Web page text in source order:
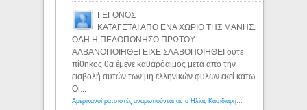
ΓΕΓΟΝΟΣ
ΚΑΤΑΓΕΤΑΙ ΑΠΟ ΕΝΑ ΧΩΡΙΟ ΤΗΣ ΜΑΝΗΣ.
ΟΛΗ Η ΠΕΛΟΠΟΝΗΣΟ ΠΡΩΤΟΥ
ΑΛΒΑΝΟΠΟΙΗΘΕΙ ΕΙΧΕ ΣΛΑΒΟΠΟΙΗΘΕΙ ούτε
πίθηκος θα έμενε καθαρόαιμος μετα απο την
εισβολή αυτών των μη ελληνικών φυλων εκεί κατω.
Οι...
Αμερικανοί ρατσιστές αναρωτιούνται αν ο Ηλίας Κασιδιάρης ανήκει στη λευκή φυλή... - Λόγιος Ερμής